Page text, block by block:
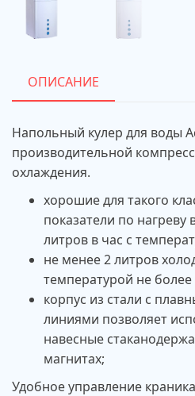
ОПИСАНИЕ
Напольный кулер для воды
производительной
охлаждения.
хорошие для такого
показатели по нагреву
литров в час с
не менее 2 литров
температурой не более
корпус из стали с
линиями позволяет
навесные
магнитах;
Удобное управление